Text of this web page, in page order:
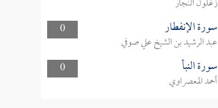
0
سورة الإنفطار
عبد الرشيد بن الشيخ علي صوفي
0
سورة النبأ
أحمد المعصراوي